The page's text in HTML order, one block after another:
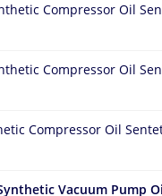
Compressor Oil
Compressor Oil
Compressor Oil
Vacuum Pump